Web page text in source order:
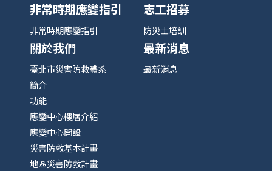
非常時期應變指引
非常時期應變指引
志工招募
防災士培訓
關於我們
臺北市災害防救體系
簡介
功能
應變中心樓層介紹
應變中心開設
災害防救基本計畫
地區災害防救計畫
最新消息
最新消息